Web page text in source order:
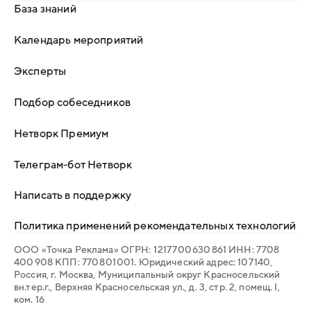
База знаний
Календарь мероприятий
Эксперты
Подбор собеседников
Нетворк Премиум
Телеграм-бот Нетворк
Написать в поддержку
Политика применений рекомендательных технологий
ООО «Точка Реклама» ОГРН: 1 217 700 630 861 ИНН: 7 708
400 908 КПП: 770 801 001. Юридический адрес: 107 140,
Россия, г. Москва, Муниципальный округ Красносельский
вн.тер.г., Верхняя Красносельская ул., д. 3, стр. 2, помещ. I,
ком. 16